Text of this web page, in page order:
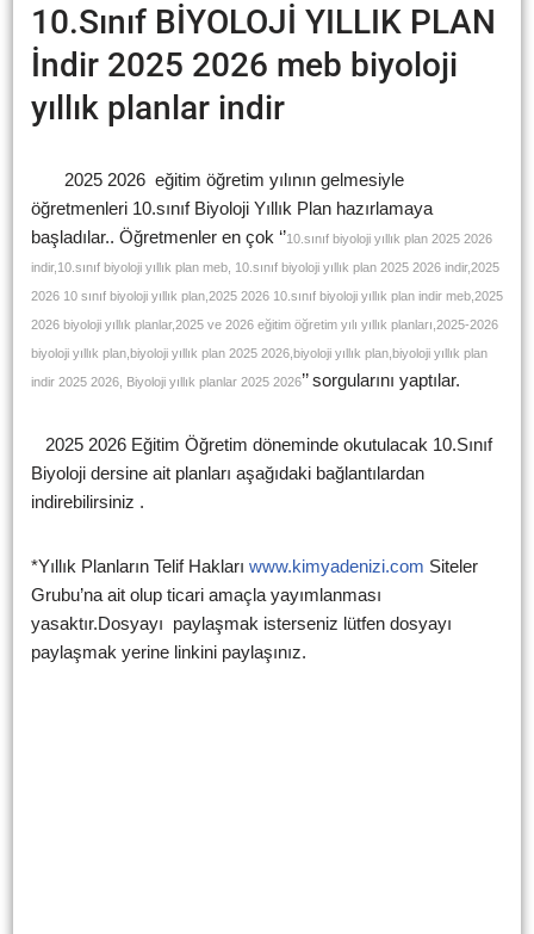
10.Sınıf BİYOLOJİ YILLIK PLAN
İndir 2025 2026 meb biyoloji
yıllık planlar indir
2025 2026 eğitim öğretim yılının gelmesiyle
öğretmenleri 10.sınıf Biyoloji Yıllık Plan hazırlamaya
başladılar.. Öğretmenler en çok ‘’10.sınıf biyoloji yıllık plan 2025 2026
indir,10.sınıf biyoloji yıllık plan meb, 10.sınıf biyoloji yıllık plan 2025 2026 indir,2025
2026 10 sınıf biyoloji yıllık plan,2025 2026 10.sınıf biyoloji yıllık plan indir meb,2025
2026 biyoloji yıllık planlar,2025 ve 2026 eğitim öğretim yılı yıllık planları,2025-2026
biyoloji yıllık plan,biyoloji yıllık plan 2025 2026,biyoloji yıllık plan,biyoloji yıllık plan
indir 2025 2026, Biyoloji yıllık planlar 2025 2026’’ sorgularını yaptılar.
2025 2026 Eğitim Öğretim döneminde okutulacak 10.Sınıf
Biyoloji dersine ait planları aşağıdaki bağlantılardan
indirebilirsiniz .
*Yıllık Planların Telif Hakları www.kimyadenizi.com Siteler
Grubu’na ait olup ticari amaçla yayımlanması
yasaktır.Dosyayı paylaşmak isterseniz lütfen dosyayı
paylaşmak yerine linkini paylaşınız.